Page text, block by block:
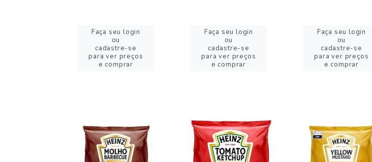
Faça seu login
ou
cadastre-se
para ver preços
e comprar
Faça seu login
ou
cadastre-se
para ver preços
e comprar
Faça seu login
ou
cadastre-se
para ver preços
e comprar